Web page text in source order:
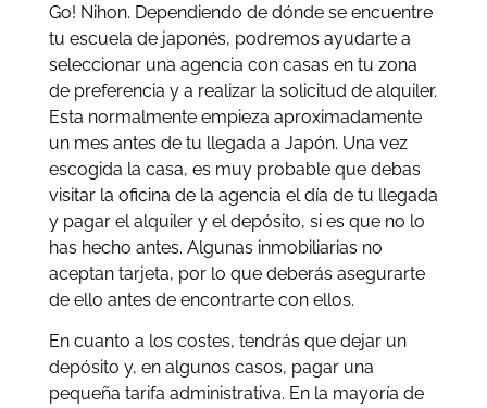
Go! Nihon. Dependiendo de dónde se encuentre
tu escuela de japonés, podremos ayudarte a
seleccionar una agencia con casas en tu zona
de preferencia y a realizar la solicitud de alquiler.
Esta normalmente empieza aproximadamente
un mes antes de tu llegada a Japón. Una vez
escogida la casa, es muy probable que debas
visitar la oficina de la agencia el día de tu llegada
y pagar el alquiler y el depósito, si es que no lo
has hecho antes. Algunas inmobiliarias no
aceptan tarjeta, por lo que deberás asegurarte
de ello antes de encontrarte con ellos.
En cuanto a los costes, tendrás que dejar un
depósito y, en algunos casos, pagar una
pequeña tarifa administrativa. En la mayoría de